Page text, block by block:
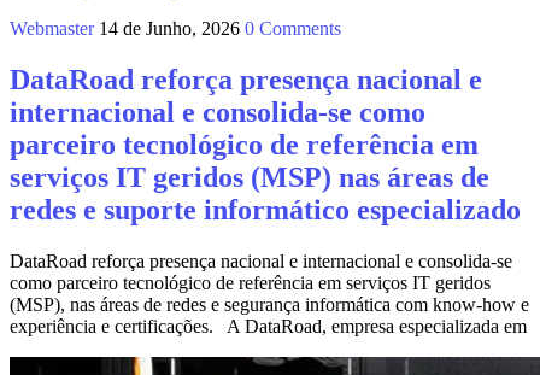
Webmaster 14 de Junho, 2026 0 Comments
DataRoad reforça presença nacional e
internacional e consolida‑se como
parceiro tecnológico de referência em
serviços IT geridos (MSP) nas áreas de
redes e suporte informático especializado
DataRoad reforça presença nacional e internacional e consolida‑se
como parceiro tecnológico de referência em serviços IT geridos
(MSP), nas áreas de redes e segurança informática com know-how e
experiência e certificações. A DataRoad, empresa especializada em